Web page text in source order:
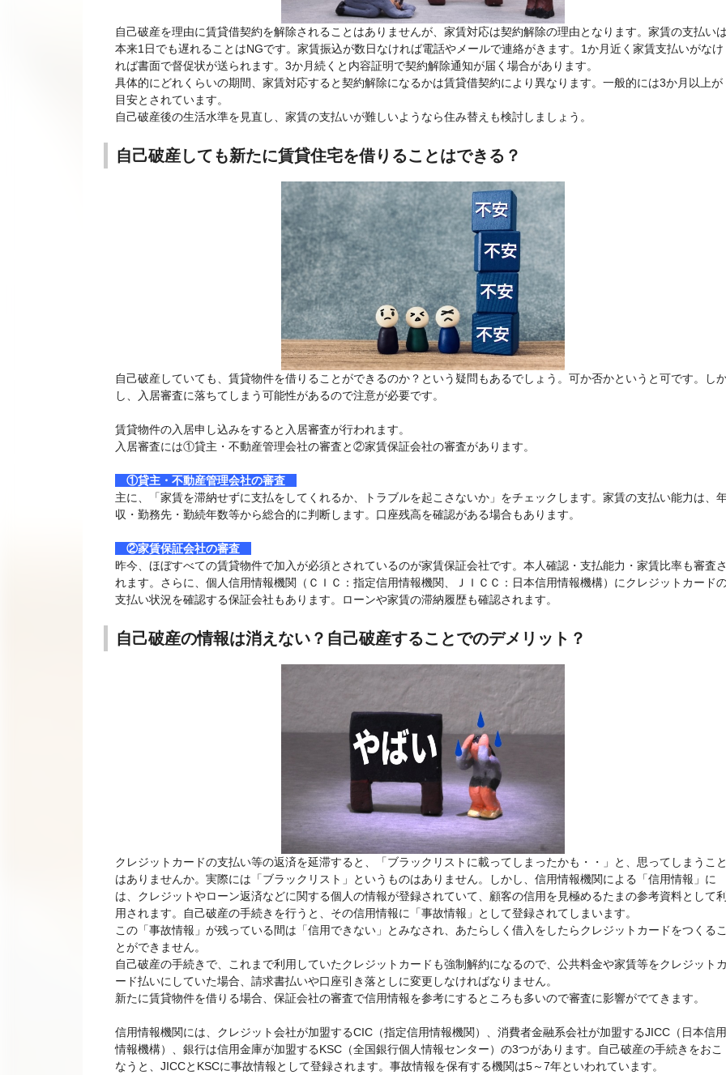
自己破産を理由に賃貸借契約を解除されることはありませんが、家賃対応は契約解除の理由となります。家賃の支払い
本来1日でも遅れることはNGです。家賃振込が数日なければ電話やメールで連絡がきます。1か月近く家賃支払いがなけ
れば書面で督促状が送られます。3か月続くと内容証明で契約解除通知が届く場合があります。
具体的にどれくらいの期間、家賃対応すると契約解除になるかは賃貸借契約により異なります。一般的には3か月以上が
目安とされています。
自己破産後の生活水準を見直し、家賃の支払いが難しいようなら住み替えも検討しましょう。
自己破産しても新たに賃貸住宅を借りることはできる？
自己破産していても、賃貸物件を借りることができるのか？という疑問もあるでしょう。可か否かというと可です。し
し、入居審査に落ちてしまう可能性があるので注意が必要です。
賃貸物件の入居申し込みをすると入居審査が行われます。
入居審査には①貸主・不動産管理会社の審査と②家賃保証会社の審査があります。
①貸主・不動産管理会社の審査
主に、「家賃を滞納せずに支払をしてくれるか、トラブルを起こさないか」をチェックします。家賃の支払い能力は、
収・勤務先・勤続年数等から総合的に判断します。口座残高を確認がある場合もあります。
②家賃保証会社の審査
昨今、ほぼすべての賃貸物件で加入が必須とされているのが家賃保証会社です。本人確認・支払能力・家賃比率も審査
れます。さらに、個人信用情報機関（ＣＩＣ：指定信用情報機関、ＪＩＣＣ：日本信用情報機構）にクレジットカード
支払い状況を確認する保証会社もあります。ローンや家賃の滞納履歴も確認されます。
自己破産の情報は消えない？自己破産することでのデメリット？
クレジットカードの支払い等の返済を延滞すると、「ブラックリストに載ってしまったかも・・」と、思ってしまうこ
はありませんか。実際には「ブラックリスト」というものはありません。しかし、信用情報機関による「信用情報」に
は、クレジットやローン返済などに関する個人の情報が登録されていて、顧客の信用を見極めるたまの参考資料として
用されます。自己破産の手続きを行うと、その信用情報に「事故情報」として登録されてしまいます。
この「事故情報」が残っている間は「信用できない」とみなされ、あたらしく借入をしたらクレジットカードをつくる
とができません。
自己破産の手続きで、これまで利用していたクレジットカードも強制解約になるので、公共料金や家賃等をクレジット
ード払いにしていた場合、請求書払いや口座引き落としに変更しなければなりません。
新たに賃貸物件を借りる場合、保証会社の審査で信用情報を参考にするところも多いので審査に影響がでてきます。
信用情報機関には、クレジット会社が加盟するCIC（指定信用情報機関）、消費者金融系会社が加盟するJICC（日本信用
情報機構）、銀行は信用金庫が加盟するKSC（全国銀行個人情報センター）の3つがあります。自己破産の手続きをおこ
なうと、JICCとKSCに事故情報として登録されます。事故情報を保有する機関は5～7年といわれています。